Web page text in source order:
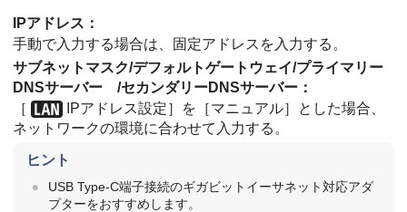
IPアドレス ：
手動で入力する場合は、固定アドレスを入力する。
サブネットマスク/デフォルトゲートウェイ/プライマリー
DNSサーバー /セカンダリーDNSサーバー ：
［
IPアドレス設定］ を ［マニュアル］
とした場合、
ネットワークの環境に合わせて入力する。
ヒント
USB Type-C端子接続のギガビットイーサネット対応アダ
プターをおすすめします。